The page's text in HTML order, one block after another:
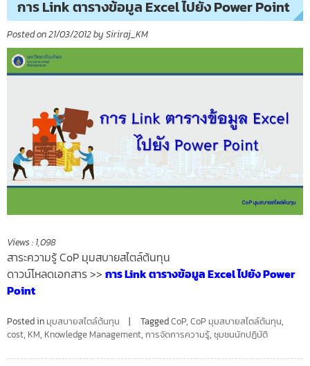
การ Link ตารางข้อมูล Excel ไปยัง Power Point
Posted on21/03/2012by Siriraj_KM
Views : 1,098
สาระความรู้ CoP มุมสบายสไตล์ต้นทุน
ดาวน์โหลดเอกสาร >> การ Link ตารางข้อมูล Excel ไปยัง Power
Point
Posted in มุมสบายสไตล์ต้นทุน TaggedCoP, CoP มุมสบายสไตล์ต้นทุน,
cost, KM, Knowledge Management, การจัดการความรู้, ชุมชนนักปฏิบัติ